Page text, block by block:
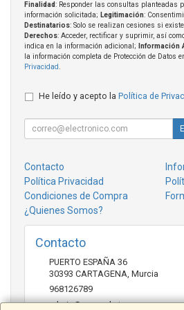
Finalidad: Responder las consultas planteadas
información solicitada; Legitimación:
Destinatarios: Solo se realizan cesiones si
Derechos: Acceder, rectificar y suprimir, así
indica en la información adicional;
Información
la información completa de Protección de Datos
Privacidad
He leído y acepto la Política de
Contacto
Política Privacidad
Condiciones de Compra
¿Quienes Somos?
Contacto
PUERTO ESPAÑA 36
30393 CARTAGENA, Murcia
968126789
admin@mcmarket.es